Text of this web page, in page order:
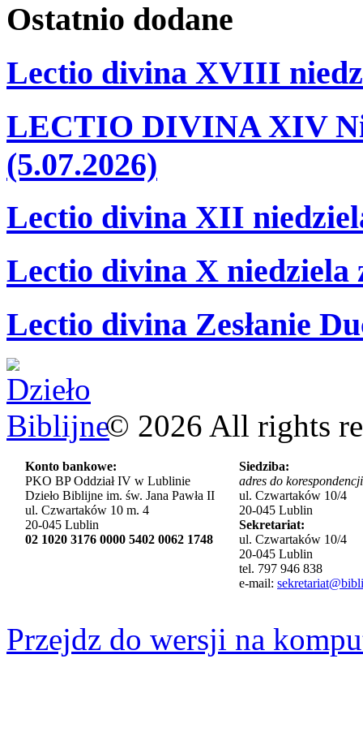
Ostatnio dodane
Lectio divina XVIII
LECTIO DIVINA XIV
(5.07.2026)
Lectio divina XII
Lectio divina X niedziela
Lectio divina Zesłanie
© 2026 All rights
Konto bankowe:
PKO BP Oddział IV w Lublinie
Dzieło Biblijne im. św. Jana Pawła II
ul. Czwartaków 10 m. 4
20-045 Lublin
02 1020 3176 0000 5402 0062 1748
Siedziba:
adres do
ul. Czwartaków 10/4
20-045 Lublin
Sekretariat:
ul. Czwartaków 10/4
20-045 Lublin
tel. 797 946 838
e-mail:
Przejdz do wersji na